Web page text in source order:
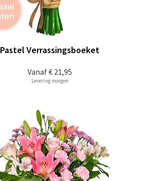
Vanaf€ 21,95
Pastel Verrassingsboeket
Levering morgen